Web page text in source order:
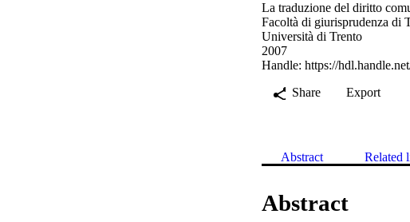
La traduzione del diritto
Facoltà di giurisprudenza di
Università di Trento
2007
Handle: https://
Share
Export
Abstract Related
Abstract